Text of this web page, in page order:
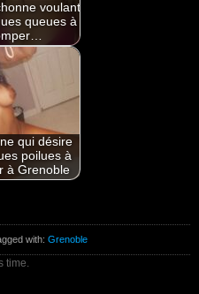
voulant
queues à
qui désire
poilues à
à Grenoble
with:Grenoble
time.